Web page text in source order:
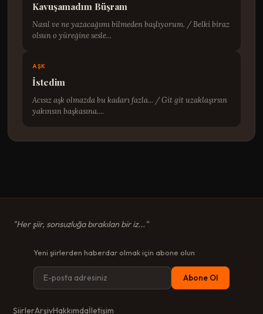
Kavuşamadım Büşram
Nasıl ve ne yazacağımı bilmeden başlıyorum. / Belki biraz
olsun o yüreğine sesle...
AŞK
İstedim
Acısız aşk olmazda bu kadarı fazla... / Git git uzaklaşırsın
yakınsın başkasına....
"Her şiir, sonsuzluğa bırakılan bir iz..."
Yeni şiirlerden haberdar olmak için abone olun
Abone Ol
ŞiirlerArşivHakkımdaİletişim